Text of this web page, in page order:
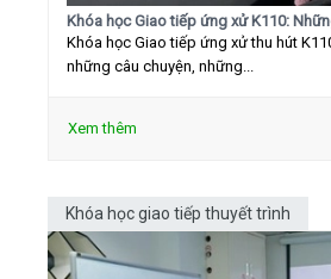
Khóa học Giao tiếp ứng xử K110:
Khóa học Giao tiếp ứng xử thu hút
những câu chuyện, những...
Xem thêm
Khóa học giao tiếp thuyết trình